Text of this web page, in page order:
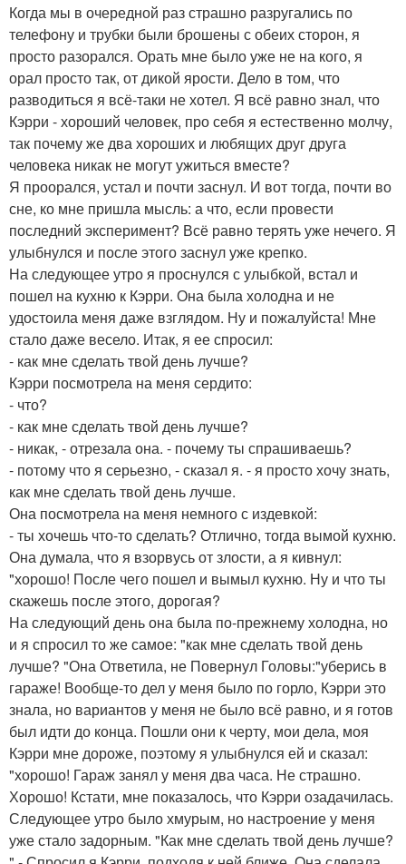
Когда мы в очередной раз страшно разругались по
телефону и трубки были брошены с обеих сторон, я
просто разорался. Орать мне было уже не на кого, я
орал просто так, от дикой ярости. Дело в том, что
разводиться я всё-таки не хотел. Я всё равно знал, что
Кэрри - хороший человек, про себя я естественно молчу,
так почему же два хороших и любящих друг друга
человека никак не могут ужиться вместе?
Я проорался, устал и почти заснул. И вот тогда, почти во
сне, ко мне пришла мысль: а что, если провести
последний эксперимент? Всё равно терять уже нечего. Я
улыбнулся и после этого заснул уже крепко.
На следующее утро я проснулся с улыбкой, встал и
пошел на кухню к Кэрри. Она была холодна и не
удостоила меня даже взглядом. Ну и пожалуйста! Мне
стало даже весело. Итак, я ее спросил:
- как мне сделать твой день лучше?
Кэрри посмотрела на меня сердито:
- что?
- как мне сделать твой день лучше?
- никак, - отрезала она. - почему ты спрашиваешь?
- потому что я серьезно, - сказал я. - я просто хочу знать,
как мне сделать твой день лучше.
Она посмотрела на меня немного с издевкой:
- ты хочешь что-то сделать? Отлично, тогда вымой кухню.
Она думала, что я взорвусь от злости, а я кивнул:
"хорошо! После чего пошел и вымыл кухню. Ну и что ты
скажешь после этого, дорогая?
На следующий день она была по-прежнему холодна, но
и я спросил то же самое: "как мне сделать твой день
лучше? "Она Ответила, не Повернул Головы:"уберись в
гараже! Вообще-то дел у меня было по горло, Кэрри это
знала, но вариантов у меня не было всё равно, и я готов
был идти до конца. Пошли они к черту, мои дела, моя
Кэрри мне дороже, поэтому я улыбнулся ей и сказал:
"хорошо! Гараж занял у меня два часа. Не страшно.
Хорошо! Кстати, мне показалось, что Кэрри озадачилась.
Следующее утро было хмурым, но настроение у меня
уже стало задорным. "Как мне сделать твой день лучше?